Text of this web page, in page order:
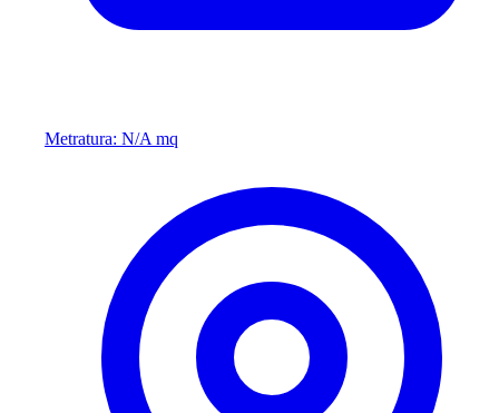
Metratura: N/A mq